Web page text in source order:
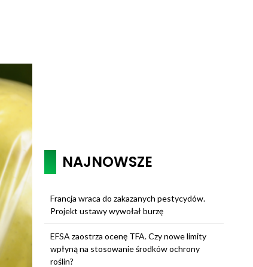
NAJNOWSZE
Francja wraca do zakazanych pestycydów.
Projekt ustawy wywołał burzę
EFSA zaostrza ocenę TFA. Czy nowe limity
wpłyną na stosowanie środków ochrony
roślin?